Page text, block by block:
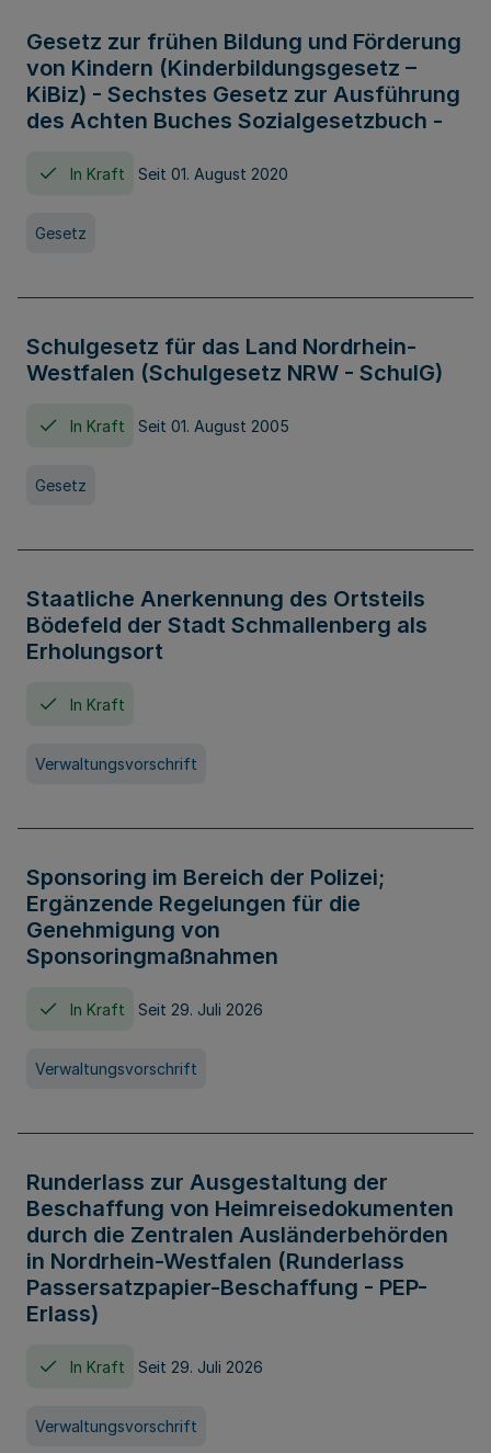
Gesetz zur frühen Bildung und Förderung
von Kindern (Kinderbildungsgesetz –
KiBiz) - Sechstes Gesetz zur Ausführung
des Achten Buches Sozialgesetzbuch -
In Kraft Seit 01. August 2020
Gesetz
Schulgesetz für das Land Nordrhein-
Westfalen (Schulgesetz NRW - SchulG)
In Kraft Seit 01. August 2005
Gesetz
Staatliche Anerkennung des Ortsteils
Bödefeld der Stadt Schmallenberg als
Erholungsort
In Kraft
Verwaltungsvorschrift
Sponsoring im Bereich der Polizei;
Ergänzende Regelungen für die
Genehmigung von
Sponsoringmaßnahmen
In Kraft Seit 29. Juli 2026
Verwaltungsvorschrift
Runderlass zur Ausgestaltung der
Beschaffung von Heimreisedokumenten
durch die Zentralen Ausländerbehörden
in Nordrhein-Westfalen (Runderlass
Passersatzpapier-Beschaffung - PEP-
Erlass)
In Kraft Seit 29. Juli 2026
Verwaltungsvorschrift